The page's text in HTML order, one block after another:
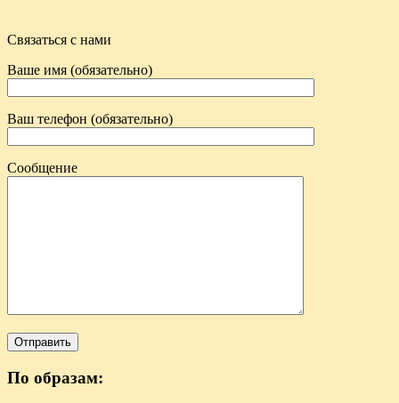
Связаться с нами
Ваше имя (обязательно)
Ваш телефон (обязательно)
Сообщение
По образам: